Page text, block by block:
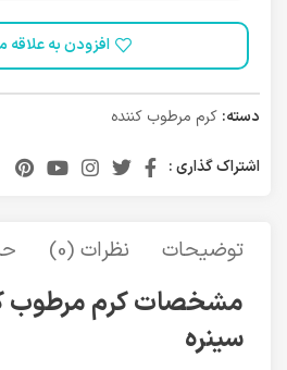
افزودن به علاقه
دسته: کرم مرطوب کننده
اشتراک گذاری :
توضیحات نظرات (0)
مشخصات کرم مرطوب
سینره